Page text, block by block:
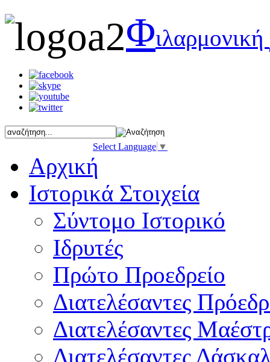
Φιλαρμονική
Select Language ▼
Αρχική
Ιστορικά Στοιχεία
Σύντομο Ιστορικό
Ιδρυτές
Πρώτο Προεδρείο
Διατελέσαντες
Διατελέσαντες
Διατελέσαντες